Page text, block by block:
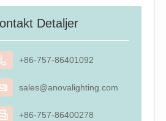
Detaljer
+86-757-86401092
sales@anovalighting.com
+86-757-86400278